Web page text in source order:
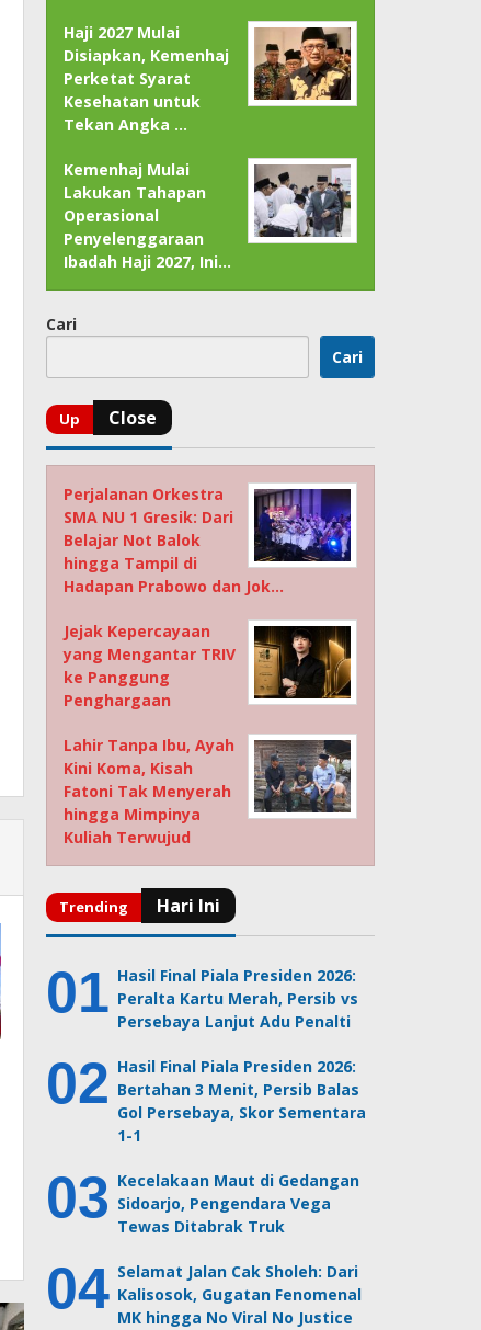
Haji 2027 Mulai
Disiapkan, Kemenhaj
Perketat Syarat
Kesehatan untuk
Tekan Angka …
Kemenhaj Mulai
Lakukan Tahapan
Operasional
Penyelenggaraan
Ibadah Haji 2027, Ini…
Cari
Cari
Perjalanan Orkestra
SMA NU 1 Gresik: Dari
Belajar Not Balok
hingga Tampil di
Hadapan Prabowo dan Jok…
Jejak Kepercayaan
yang Mengantar TRIV
ke Panggung
Penghargaan
Lahir Tanpa Ibu, Ayah
Kini Koma, Kisah
Fatoni Tak Menyerah
hingga Mimpinya
Kuliah Terwujud
Hasil Final Piala Presiden 2026:
Peralta Kartu Merah, Persib vs
Persebaya Lanjut Adu Penalti
Hasil Final Piala Presiden 2026:
Bertahan 3 Menit, Persib Balas
Gol Persebaya, Skor Sementara
1-1
Kecelakaan Maut di Gedangan
Sidoarjo, Pengendara Vega
Tewas Ditabrak Truk
Selamat Jalan Cak Sholeh: Dari
Kalisosok, Gugatan Fenomenal
MK hingga No Viral No Justice